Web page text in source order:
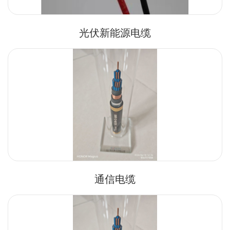
光伏新能源电缆
通信电缆